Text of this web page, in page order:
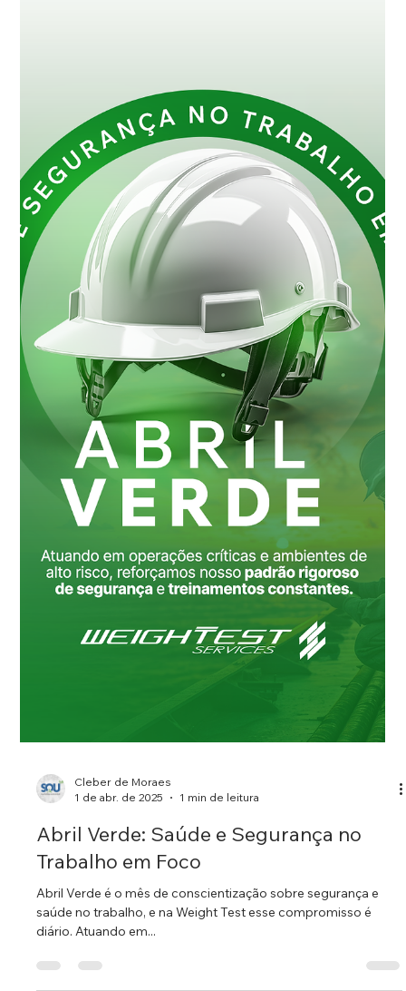
Cleber de Moraes
19 de mai. de 2025
1 min de leitura
Lifting Gear Inspections: Segurança
em Primeiro Lugar!
Na Weight Test, realizamos inspeções rigorosas em
acessórios de movimentação de carga, como manilhas,